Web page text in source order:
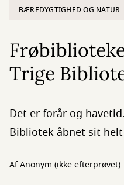
BÆREDYGTIGHED OG NATUR
Trige
Det er forår og
Bibliotek åbnet sit
AfAnonym (ikke efterprøvet)